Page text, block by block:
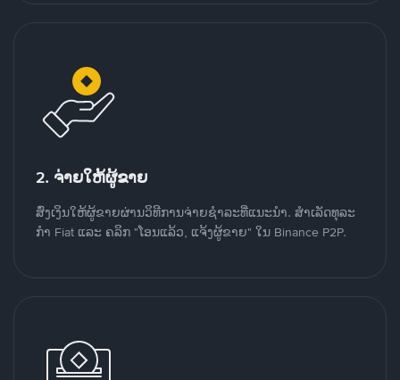
2. ຈ່າຍໃຫ້ຜູ້ຂາຍ
ສົ່ງເງິນໃຫ້ຜູ້ຂາຍຜ່ານວິທີການຈ່າຍຊຳລະທີ່ແນະນໍາ. ສໍາເລັດທຸລະ
ກໍາ Fiat ແລະ ຄລິກ "ໂອນແລ້ວ, ແຈ້ງຜູ້ຂາຍ" ໃນ Binance P2P.